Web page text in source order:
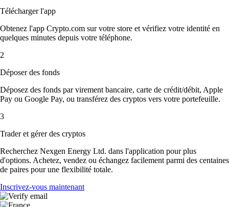
Télécharger l'app
Obtenez l'app Crypto.com sur votre store et vérifiez votre identité en
quelques minutes depuis votre téléphone.
2
Déposer des fonds
Déposez des fonds par virement bancaire, carte de crédit/débit, Apple
Pay ou Google Pay, ou transférez des cryptos vers votre portefeuille.
3
Trader et gérer des cryptos
Recherchez Nexgen Energy Ltd. dans l'application pour plus
d'options. Achetez, vendez ou échangez facilement parmi des centaines
de paires pour une flexibilité totale.
Inscrivez-vous maintenant